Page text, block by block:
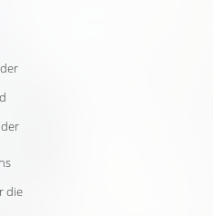
die